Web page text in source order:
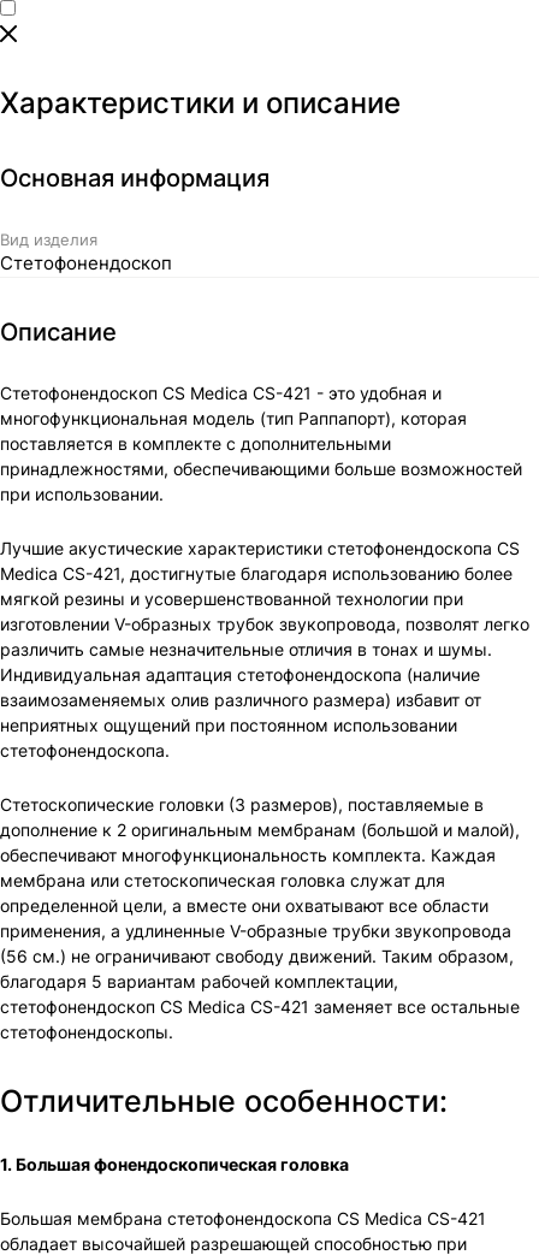
Характеристики и описание
Основная информация
Вид изделия
Стетофонендоскоп
Описание
Стетофонендоскоп CS Medica CS-421 - это удобная и
многофункциональная модель (тип Раппапорт), которая
поставляется в комплекте с дополнительными
принадлежностями, обеспечивающими больше возможностей
при использовании.
Лучшие акустические характеристики стетофонендоскопа CS
Medica CS-421, достигнутые благодаря использованию более
мягкой резины и усовершенствованной технологии при
изготовлении V-образных трубок звукопровода, позволят легко
различить самые незначительные отличия в тонах и шумы.
Индивидуальная адаптация стетофонендоскопа (наличие
взаимозаменяемых олив различного размера) избавит от
неприятных ощущений при постоянном использовании
стетофонендоскопа.
Стетоскопические головки (3 размеров), поставляемые в
дополнение к 2 оригинальным мембранам (большой и малой),
обеспечивают многофункциональность комплекта. Каждая
мембрана или стетоскопическая головка служат для
определенной цели, а вместе они охватывают все области
применения, а удлиненные V-образные трубки звукопровода
(56 см.) не ограничивают свободу движений. Таким образом,
благодаря 5 вариантам рабочей комплектации,
стетофонендоскоп CS Medica CS-421 заменяет все остальные
стетофонендоскопы.
Отличительные особенности:
1. Большая фонендоскопическая головка
Большая мембрана стетофонендоскопа CS Medica CS-421
обладает высочайшей разрешающей способностью при